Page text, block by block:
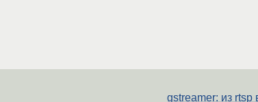
gstreamer: из rtsp